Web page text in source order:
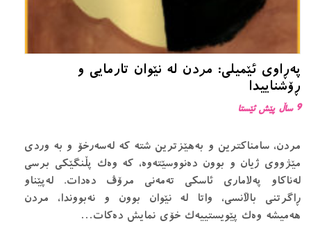
په‌ڕاوی ئێمیلی: مردن لە نێوان تارمایی و
ڕۆشناییدا
9 ساڵ پێش ئێستا
مردن، سامناکترین و بەهێزترین شتە کە لەسەرخۆ و بە وردی
مێژووی ژیان و بوون دەنووسێتەوە، کە وەک پڵنگێکی برسی
لەناکاو پەلاماری ئاسکی تەمەنی مرۆڤ دەدات. لەپێناو
ڕاگرتنی باڵانسی، واتا لە نێوان بوون و نەبووندا، مردن
هەمیشە وەک پێویستییەک خۆی نمایش دەکات…